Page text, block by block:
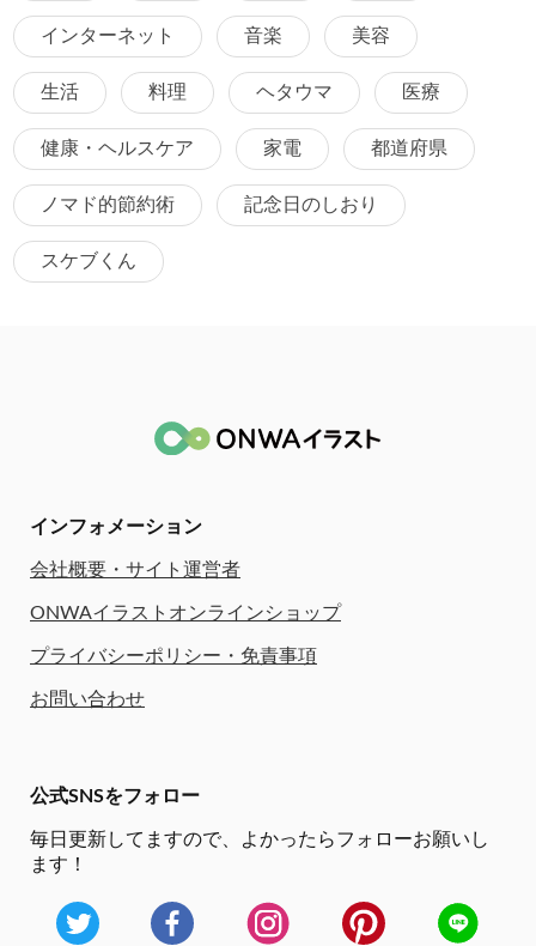
インターネット 音楽 美容
生活 料理 ヘタウマ 医療
健康・ヘルスケア 家電 都道府県
ノマド的節約術 記念日のしおり
スケブくん
インフォメーション
会社概要・サイト運営者
ONWAイラストオンラインショップ
プライバシーポリシー・免責事項
お問い合わせ
公式SNSをフォロー
毎日更新してますので、
よかったらフォローお願いし
ます！